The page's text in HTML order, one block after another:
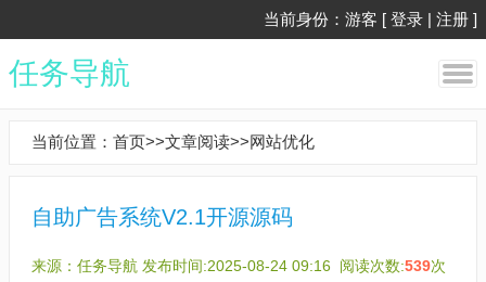
当前身份：游客 [ 登录 | 注册 ]
任务导航
当前位置： 首页>>文章阅读>>网站优化
自助广告系统V2.1开源源码
来源： 任务导航 发布时间:2025-08-24 09:16 阅读次数:539次